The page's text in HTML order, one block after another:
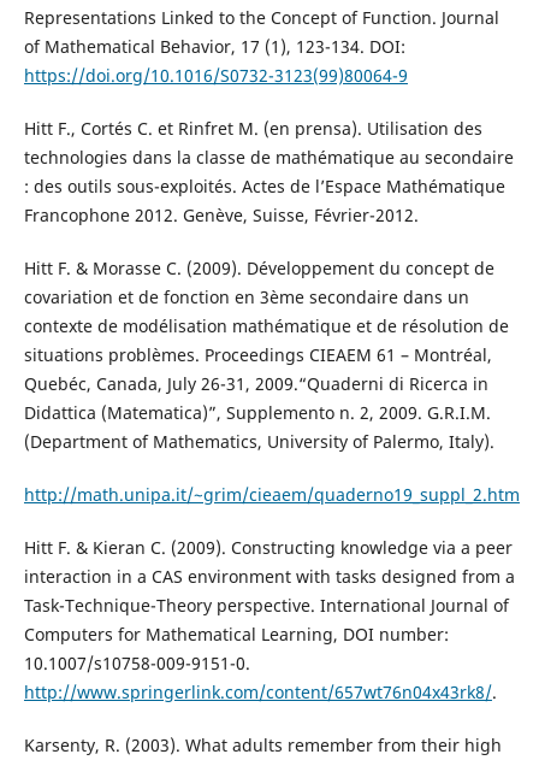
Representations Linked to the Concept of Function. Journal
of Mathematical Behavior, 17 (1), 123-134. DOI:
https://doi.org/10.1016/S0732-3123(99)80064-9
Hitt F., Cortés C. et Rinfret M. (en prensa). Utilisation des
technologies dans la classe de mathématique au secondaire
: des outils sous-exploités. Actes de l’Espace Mathématique
Francophone 2012. Genève, Suisse, Février-2012.
Hitt F. & Morasse C. (2009). Développement du concept de
covariation et de fonction en 3ème secondaire dans un
contexte de modélisation mathématique et de résolution de
situations problèmes. Proceedings CIEAEM 61 – Montréal,
Quebéc, Canada, July 26-31, 2009.“Quaderni di Ricerca in
Didattica (Matematica)”, Supplemento n. 2, 2009. G.R.I.M.
(Department of Mathematics, University of Palermo, Italy).
http://math.unipa.it/~grim/cieaem/quaderno19_suppl_2.htm
Hitt F. & Kieran C. (2009). Constructing knowledge via a peer
interaction in a CAS environment with tasks designed from a
Task-Technique-Theory perspective. International Journal of
Computers for Mathematical Learning, DOI number:
10.1007/s10758-009-9151-0.
http://www.springerlink.com/content/657wt76n04x43rk8/.
Karsenty, R. (2003). What adults remember from their high